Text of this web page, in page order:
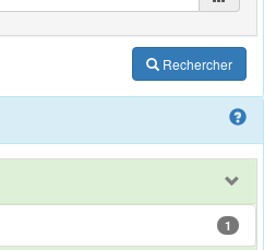
Rechercher
1